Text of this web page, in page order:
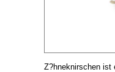
Z?hneknirschen ist